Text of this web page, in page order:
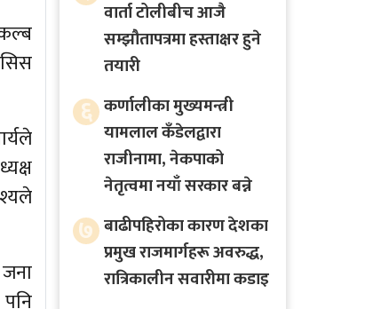
वार्ता टोलीबीच आजै
सम्झौतापत्रमा हस्ताक्षर हुने
तयारी
६ कर्णालीका मुख्यमन्त्री
यामलाल कँडेलद्वारा
राजीनामा, नेकपाको
नेतृत्वमा नयाँ सरकार बन्ने
७ बाढीपहिरोका कारण देशका
प्रमुख राजमार्गहरू अवरुद्ध,
रात्रिकालीन सवारीमा कडाइ